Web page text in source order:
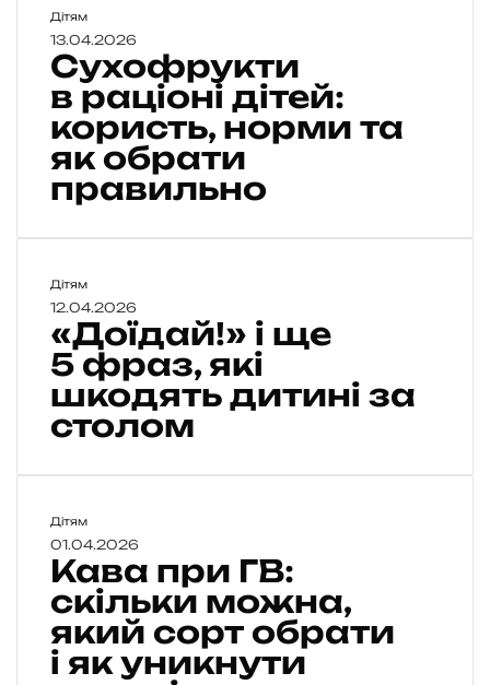
С
у
х
ф
р
у
т
р
а
ц
і
н
і
і
е
й
о
р
и
Дітям
13.04.2026
Сухофрукти
в раціоні дітей:
користь, норми та
як обрати
правильно
«
Д
о
д
а
й
щ
е
5
ф
р
а
Дітям
12.04.2026
«Доїдай!» і ще
5 фраз, які
шкодять дитині за
столом
К
а
п
р
и
Дітям
01.04.2026
Кава при ГВ:
скільки можна,
який сорт обрати
і як уникнути